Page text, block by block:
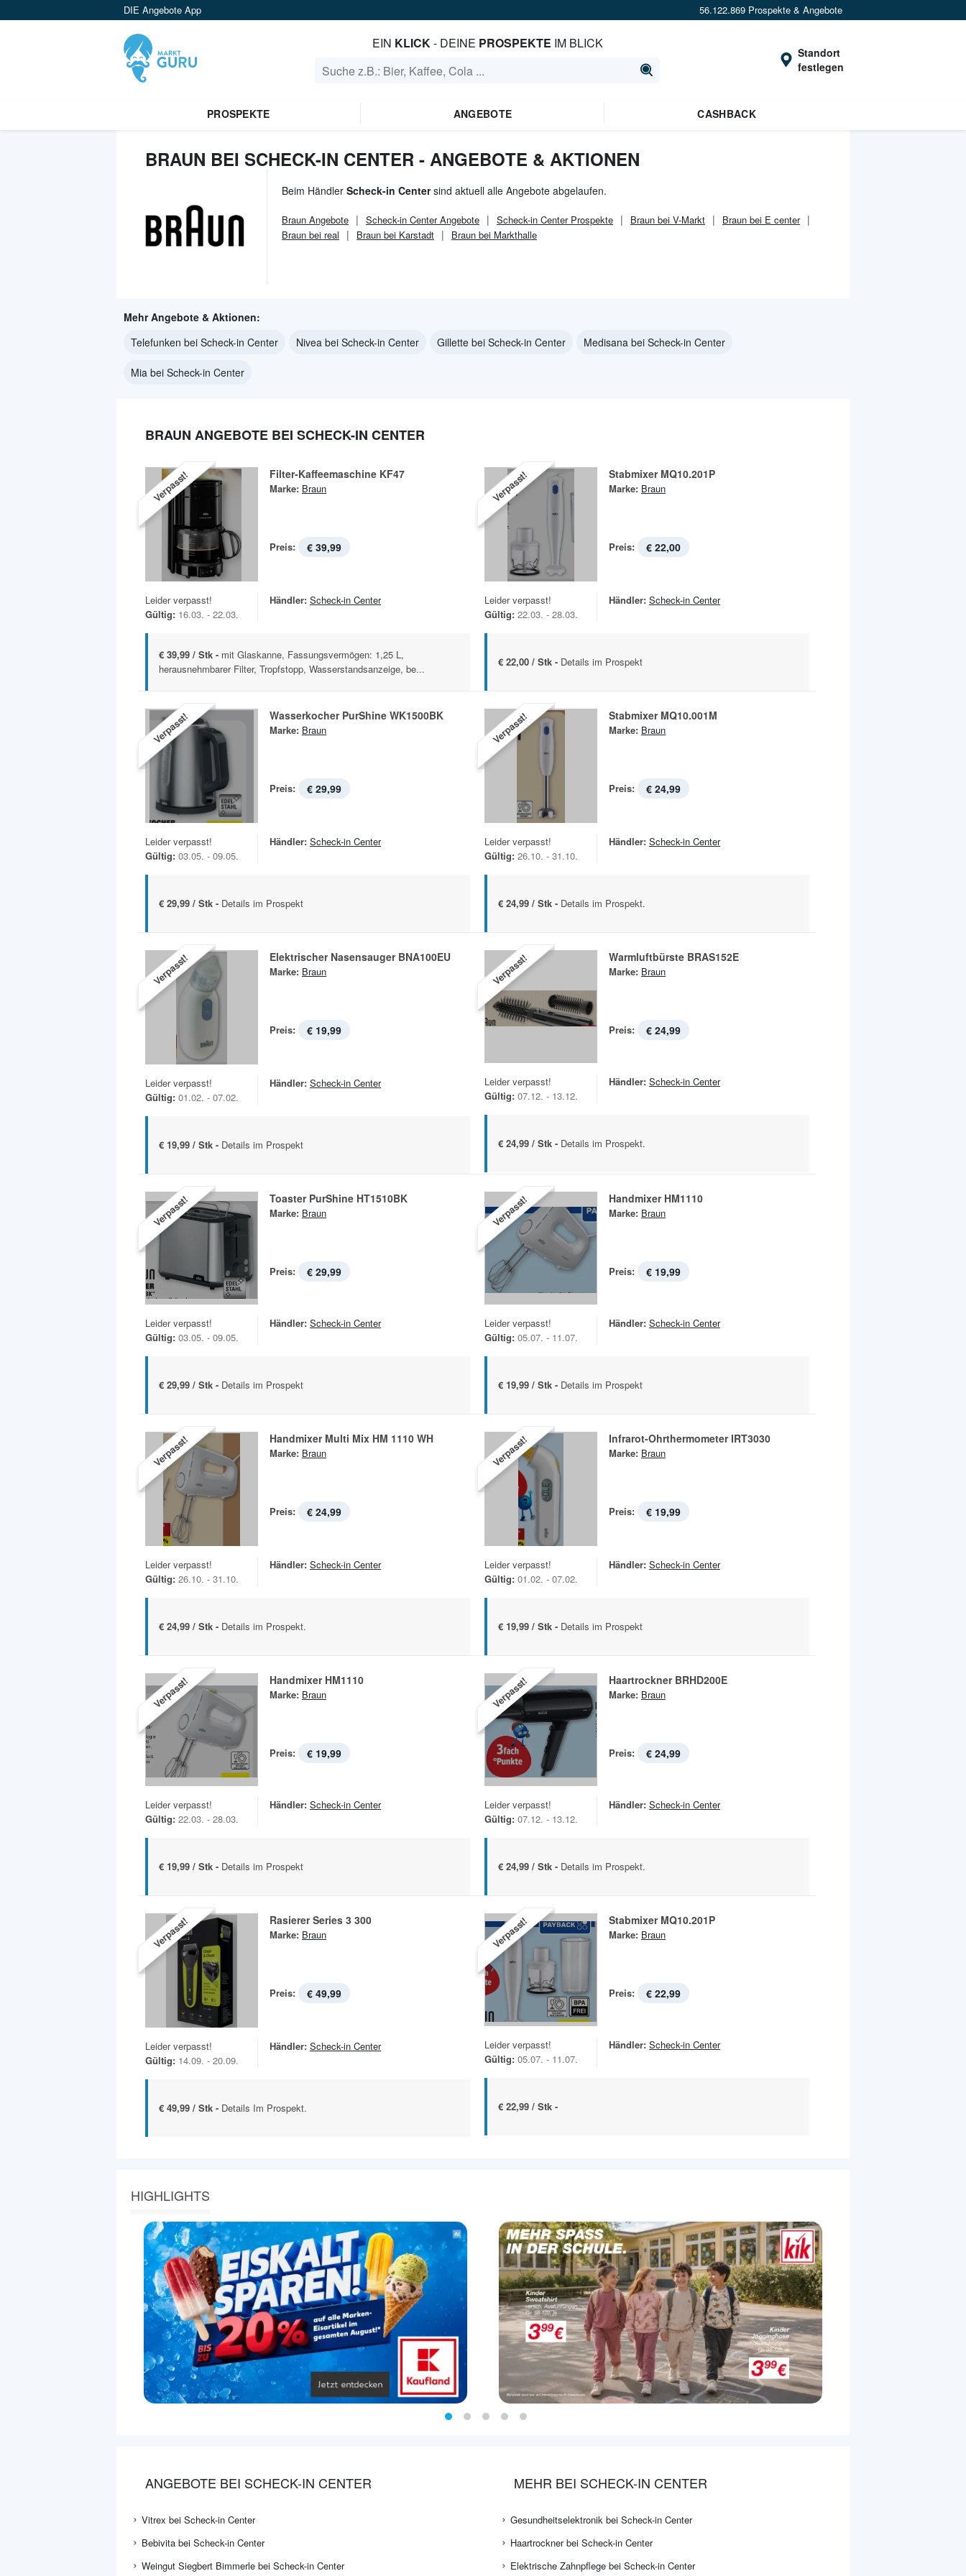
DIE Angebote App 56.122.869 Prospekte & Angebote
EIN KLICK- DEINE PROSPEKTE IM BLICK
Standort
festlegen
PROSPEKTE ANGEBOTE CASHBACK
BRAUN BEI SCHECK-IN CENTER - ANGEBOTE & AKTIONEN
Beim Händler Scheck-in Centersind aktuell alle Angebote abgelaufen.
Braun Angebote Scheck-in CenterAngebote Scheck-in CenterProspekte Braun bei V-Markt
Braun bei E center
Braun bei real
Braun bei Karstadt Braun bei Markthalle
Mehr Angebote & Aktionen:
Telefunken bei Scheck-in Center
Nivea bei Scheck-in Center Gillette bei Scheck-in Center Medisana bei Scheck-in Center
Mia bei Scheck-in Center
BRAUN ANGEBOTE BEI SCHECK-IN CENTER
Verpasst! Filter-Kaffeemaschine KF47
Marke: Braun
Preis: € 39,99
Leider verpasst!
Gültig: 16.03. - 22.03.
Händler: Scheck-in Center
€ 39,99 / Stk - mit Glaskanne, Fassungsvermögen: 1,25 L,
herausnehmbarer Filter, Tropfstopp, Wasserstandsanzeige, be...
Verpasst! Stabmixer MQ10.201P
Marke: Braun
Preis: € 22,00
Leider verpasst!
Gültig: 22.03. - 28.03.
Händler: Scheck-in Center
€ 22,00 / Stk - Details im Prospekt
Verpasst! Wasserkocher PurShine WK1500BK
Marke: Braun
Preis: € 29,99
Leider verpasst!
Gültig: 03.05. - 09.05.
Händler: Scheck-in Center
€ 29,99 / Stk - Details im Prospekt
Verpasst! Stabmixer MQ10.001M
Marke: Braun
Preis: € 24,99
Leider verpasst!
Gültig: 26.10. - 31.10.
Händler: Scheck-in Center
€ 24,99 / Stk - Details im Prospekt.
Verpasst! Elektrischer Nasensauger BNA100EU
Marke: Braun
Preis: € 19,99
Leider verpasst!
Gültig: 01.02. - 07.02.
Händler: Scheck-in Center
€ 19,99 / Stk - Details im Prospekt
Verpasst! Warmluftbürste BRAS152E
Marke: Braun
Preis: € 24,99
Leider verpasst!
Gültig: 07.12. - 13.12.
Händler: Scheck-in Center
€ 24,99 / Stk - Details im Prospekt.
Verpasst! Toaster PurShine HT1510BK
Marke: Braun
Preis: € 29,99
Leider verpasst!
Gültig: 03.05. - 09.05.
Händler: Scheck-in Center
€ 29,99 / Stk - Details im Prospekt
Verpasst! Handmixer HM1110
Marke: Braun
Preis: € 19,99
Leider verpasst!
Gültig: 05.07. - 11.07.
Händler: Scheck-in Center
€ 19,99 / Stk - Details im Prospekt
Verpasst! Handmixer Multi Mix HM 1110 WH
Marke: Braun
Preis: € 24,99
Leider verpasst!
Gültig: 26.10. - 31.10.
Händler: Scheck-in Center
€ 24,99 / Stk - Details im Prospekt.
Verpasst! Infrarot-Ohrthermometer IRT3030
Marke: Braun
Preis: € 19,99
Leider verpasst!
Gültig: 01.02. - 07.02.
Händler: Scheck-in Center
€ 19,99 / Stk - Details im Prospekt
Verpasst! Handmixer HM1110
Marke: Braun
Preis: € 19,99
Leider verpasst!
Gültig: 22.03. - 28.03.
Händler: Scheck-in Center
€ 19,99 / Stk - Details im Prospekt
Verpasst! Haartrockner BRHD200E
Marke: Braun
Preis: € 24,99
Leider verpasst!
Gültig: 07.12. - 13.12.
Händler: Scheck-in Center
€ 24,99 / Stk - Details im Prospekt.
Verpasst! Rasierer Series 3 300
Marke: Braun
Preis: € 49,99
Leider verpasst!
Gültig: 14.09. - 20.09.
Händler: Scheck-in Center
€ 49,99 / Stk - Details Im Prospekt.
Verpasst! Stabmixer MQ10.201P
Marke: Braun
Preis: € 22,99
Leider verpasst!
Gültig: 05.07. - 11.07.
Händler: Scheck-in Center
€ 22,99 / Stk -
HIGHLIGHTS
ANGEBOTE BEI SCHECK-IN CENTER
Vitrex bei Scheck-in Center
Bebivita bei Scheck-in Center
Weingut Siegbert Bimmerle bei Scheck-in Center
MEHR BEI SCHECK-IN CENTER
Gesundheitselektronik bei Scheck-in Center
Haartrockner bei Scheck-in Center
Elektrische Zahnpflege bei Scheck-in Center